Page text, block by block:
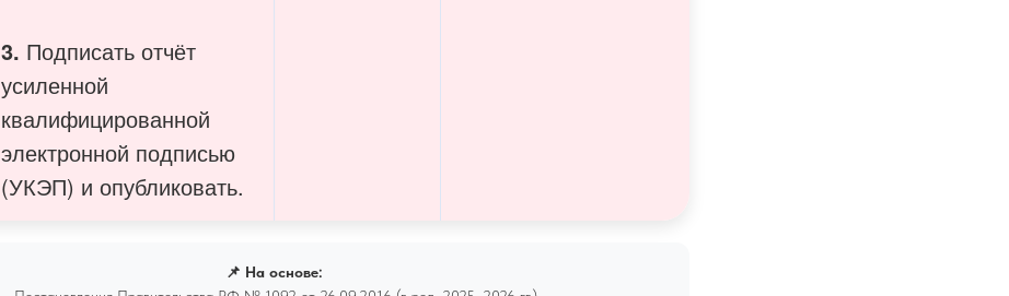
3. Подписать отчёт
усиленной
квалифицированной
электронной подписью
(УКЭП) и опубликовать.
📌 На основе: